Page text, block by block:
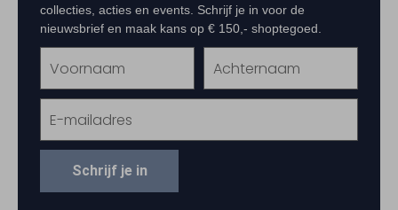
collecties, acties en events. Schrijf je in voor de
nieuwsbrief en maak kans op € 150,- shoptegoed.
Schrijf je in